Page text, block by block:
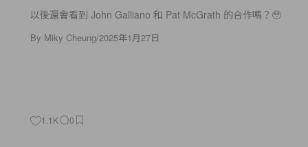
以後還會看到 John Galliano 和 Pat McGrath 的合作嗎？🥹
By Miky Cheung/2025年1月27日
1.1K 0